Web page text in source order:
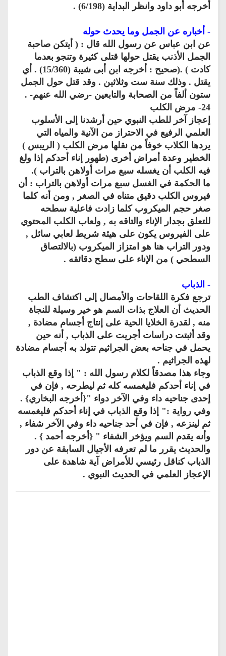
أخرجه أبو داود وانظر البداية (6/198) .
- أخباره عن الجمل وما يحدث حوله
عن ابن عباس عن رسول الله قال : ( أيتكن صاحبة
الجمل الأذنب يقتل حولها قتلى كثيرة وتنجو بعدما
كادت ) .(صحيح : أخرجه ابن أبى شيبة (15/360) . أي
يقتل . وذلك سنة ست وثلاثين . وقد قتل حول الجمل
ستون ألفاً من الصحابة والتابعين -رضي الله عنهم- .
24- مرض الكلب
إعجاز آخر للطب النبوي حين أرشدنا إلى الأسلوب
العلمي الرفيع في الاحتراز من الآنية والمياه التي
يردها الكلاب خوفاً من نقلها مرض الكلب ( الريبس )
الخطير وعدة أمراض أخرى (طهور إناء أحدكم إذا ولغ
فيه الكلب أن يغسله سبع مرات أولاهن بالتراب ).
ما الحكمة في الغسل سبع مرات أولاهن بالتراب : أن
فيروس الكلب دقيق متناه في الصغر , ومن أنه كلما
صغر حجم الميكروب كلما زادت فاعلية سطحه
للتعلق بجدار الإناء والتاقه به , ولعاب الكلب المحتوي
على الفيروس يكون على هيئة شريط لعابي سائل ,
ودور التراب هنا هو امتزاز الميكروب (بالالتصاق
السطحي ) من الإناء على سطح دقائقه .
- الذباب
ترجع فكرة اللقاحات والأمصال إلى اكتشاف الطب
الحديث أن العلاج بذات السم هو خير وسيلة للنجاة
منه , لقدرة الخلايا الحية على إنتاج أجسام مضادة ,
وقد أثبتت دراسات أجريت على الذباب , أنه حين
يحمل في جناحه بعض الجراثيم تتولد به أجسام مضادة
لهذه الجراثيم .
وجاء هذا مصدقاً لكلام رسول الله : " إذا وقع الذباب
في إناء أحدكم فليغمسه كله ثم ليطرحه , فإن في
إحدى جناحيه داء وفي الآخر دواء "{أخرجه البخاري} .
وفي رواية :" إذا وقع الذباب في إناء أحدكم فليغمسه
ثم لينزعه , فإن في أحد جناحيه داء وفي الآخر شفاء ,
وأنه يقدم السم ويؤخر الشفاء " {أخرجه أحمد } .
والحديث يقرر ما لم تعرفه الأجيال السابقة عن دور
الذباب كناقل رئيسي للأمراض آية شاهدة على
الإعجاز العلمي في الحديث النبوي .